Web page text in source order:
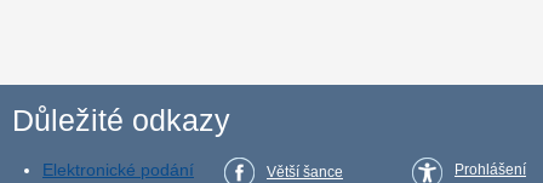
Důležité odkazy
Elektronické podání
Větší šance
Prohlášení